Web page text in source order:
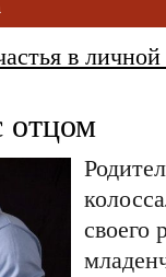
в
отцом
своего